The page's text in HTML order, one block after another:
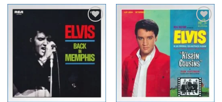
Zur
Wunschliste
hinzufügen
Zur
Wunschliste
hinzufügen